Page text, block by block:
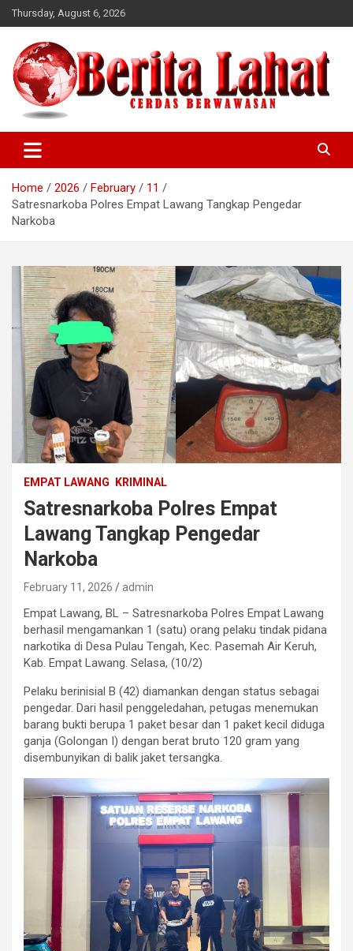
Skip
to
content
Thursday, August 6, 2026
Cerdas
Home 2026 February
11
Satresnarkoba Polres Empat Lawang Tangkap Pengedar
Narkoba
EMPAT LAWANG KRIMINAL
Satresnarkoba Polres Empat
Lawang Tangkap Pengedar
Narkoba
February 11, 2026 admin
Empat Lawang, BL – Satresnarkoba Polres Empat Lawang
berhasil mengamankan 1 (satu) orang pelaku tindak pidana
narkotika di Desa Pulau Tengah, Kec. Pasemah Air Keruh,
Kab. Empat Lawang. Selasa, (10/2)
Pelaku berinisial B (42) diamankan dengan status sebagai
pengedar. Dari hasil penggeledahan, petugas menemukan
barang bukti berupa 1 paket besar dan 1 paket kecil diduga
ganja (Golongan I) dengan berat bruto 120 gram yang
disembunyikan di balik jaket tersangka.